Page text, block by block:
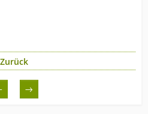
der Familie Matthiesen,
der wenigen großen,
Anbieter der
Zurück
→